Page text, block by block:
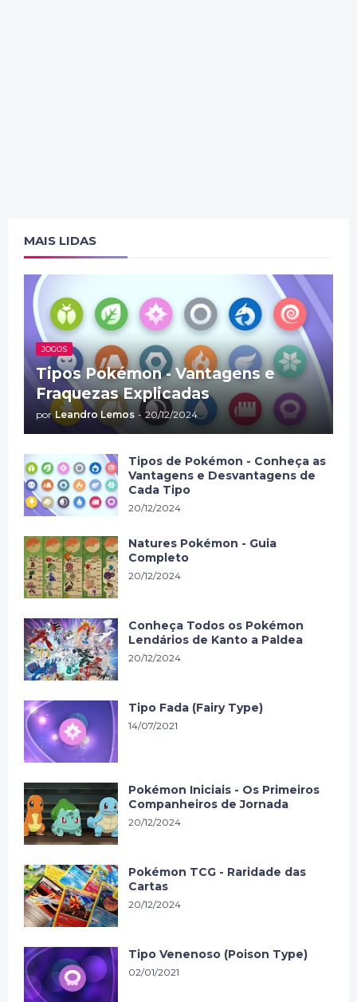
MAIS LIDAS
JOGOS
Tipos Pokémon - Vantagens e
Fraquezas Explicadas
por Leandro Lemos - 20/12/2024
Tipos de Pokémon - Conheça as
Vantagens e Desvantagens de
Cada Tipo
20/12/2024
Natures Pokémon - Guia
Completo
20/12/2024
Conheça Todos os Pokémon
Lendários de Kanto a Paldea
20/12/2024
Tipo Fada (Fairy Type)
14/07/2021
Pokémon Iniciais - Os Primeiros
Companheiros de Jornada
20/12/2024
Pokémon TCG - Raridade das
Cartas
20/12/2024
Tipo Venenoso (Poison Type)
02/01/2021